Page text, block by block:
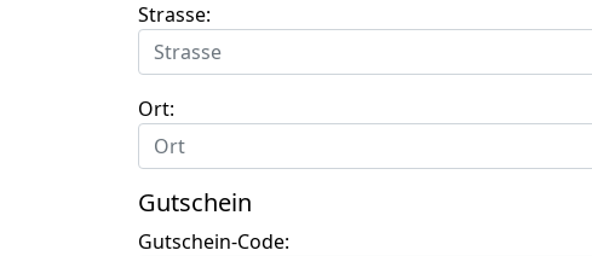
Strasse:
Ort:
Gutschein
Gutschein-Code: